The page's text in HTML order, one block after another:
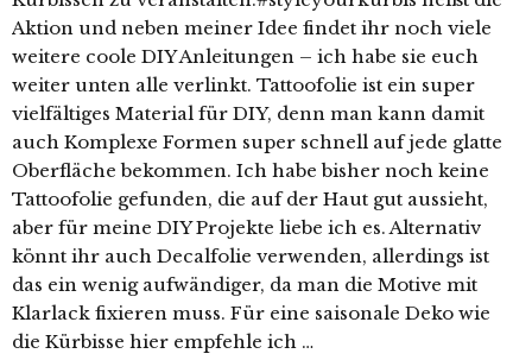
Aktion und neben meiner Idee findet ihr noch viele
weitere coole DIY Anleitungen – ich habe sie euch
weiter unten alle verlinkt. Tattoofolie ist ein super
vielfältiges Material für DIY, denn man kann damit
auch Komplexe Formen super schnell auf jede glatte
Oberfläche bekommen. Ich habe bisher noch keine
Tattoofolie gefunden, die auf der Haut gut aussieht,
aber für meine DIY Projekte liebe ich es. Alternativ
könnt ihr auch Decalfolie verwenden, allerdings ist
das ein wenig aufwändiger, da man die Motive mit
Klarlack fixieren muss. Für eine saisonale Deko wie
die Kürbisse hier empfehle ich …